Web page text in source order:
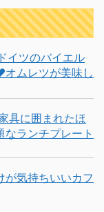
イツのバイエル
ムレツが美味し
具に囲まれたほ
ランチプレート
が気持ちいいカフ